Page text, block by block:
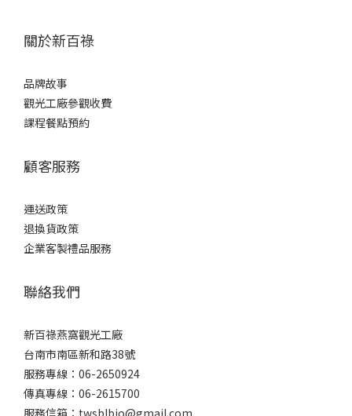
關於新百祿
品牌故事
觀光工廠參觀收費
課程餐點預約
顧客服務
運送政策
退換貨政策
企業客製禮品服務
聯絡我們
新百祿燕窩觀光工廠
台南市南區新和路38號
服務專線：06-2650924
傳真專線：06-2615700